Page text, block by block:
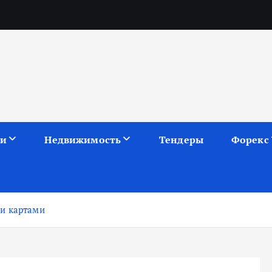
Недвижимость Тендеры Форекс
картами